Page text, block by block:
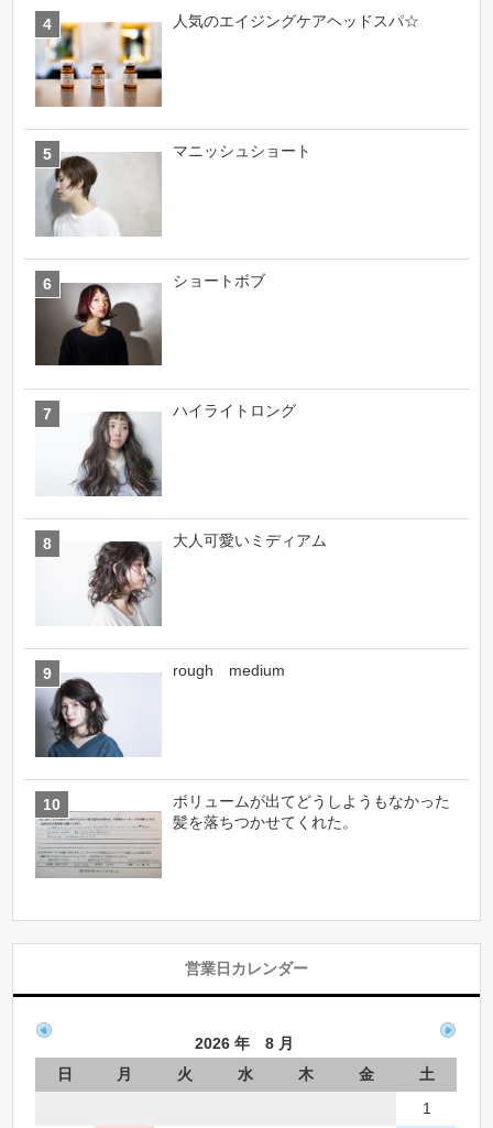
人気のエイジングケアヘッドスパ☆
マニッシュショート
ショートボブ
ハイライトロング
大人可愛いミディアム
rough medium
ボリュームが出てどうしようもなかった
髪を落ちつかせてくれた。
営業日カレンダー
2026 年 8 月
日
月 火 水 木 金
土
1